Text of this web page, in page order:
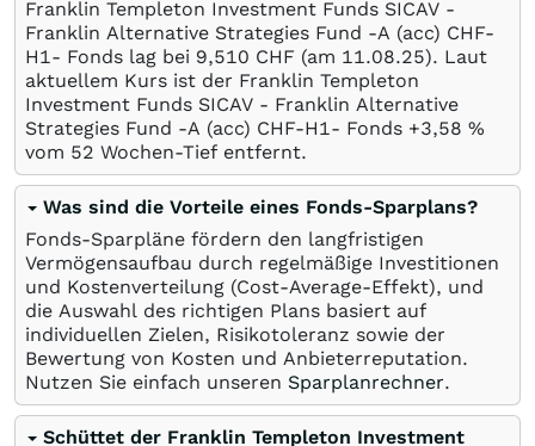
Franklin Templeton Investment Funds SICAV -
Franklin Alternative Strategies Fund -A (acc) CHF-
H1- Fonds lag bei 9,510 CHF (am 11.08.25). Laut
aktuellem Kurs ist der Franklin Templeton
Investment Funds SICAV - Franklin Alternative
Strategies Fund -A (acc) CHF-H1- Fonds +3,58 %
vom 52 Wochen-Tief entfernt.
Was sind die Vorteile eines Fonds-Sparplans?
Fonds-Sparpläne fördern den langfristigen
Vermögensaufbau durch regelmäßige Investitionen
und Kostenverteilung (Cost-Average-Effekt), und
die Auswahl des richtigen Plans basiert auf
individuellen Zielen, Risikotoleranz sowie der
Bewertung von Kosten und Anbieterreputation.
Nutzen Sie einfach unseren Sparplanrechner.
Schüttet der Franklin Templeton Investment